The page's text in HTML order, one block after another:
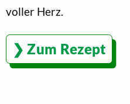
voller Herz.
Zum Rezept